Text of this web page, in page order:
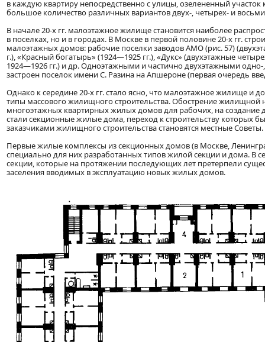
в каждую квартиру непосредственно с улицы, озелененный
большое количество различных вариантов двух-, четырех- и
В начале 20-х гг. малоэтажное жилище становится наиболее
в поселках, но и в городах. В Москве в первой половине 20-х гг.
малоэтажных домов: рабочие поселки заводов АМО (рис. 57)
г.), «Красный богатырь» (1924—1925 гг.), «Дукс» (двухэтажные
1924—1926 гг.) и др. Одноэтажными и частично двухэтажными
застроен поселок имени С. Разина на Апшероне (первая очередь
Однако к середине 20-х гг. стало ясно, что малоэтажное жилище и
типы массового жилищного строительства. Обострение жилищной
многоэтажных квартирных жилых домов для рабочих, на
стали секционные жилые дома, переход к строительству которых
заказчиками жилищного строительства становятся местные Советы.
Первые жилые комплексы из секционных домов (в Москве,
специально для них разработанных типов жилой секции и дома. В
секции, которые на протяжении последующих лет претерпели
заселения вводимых в эксплуатацию новых жилых домов.